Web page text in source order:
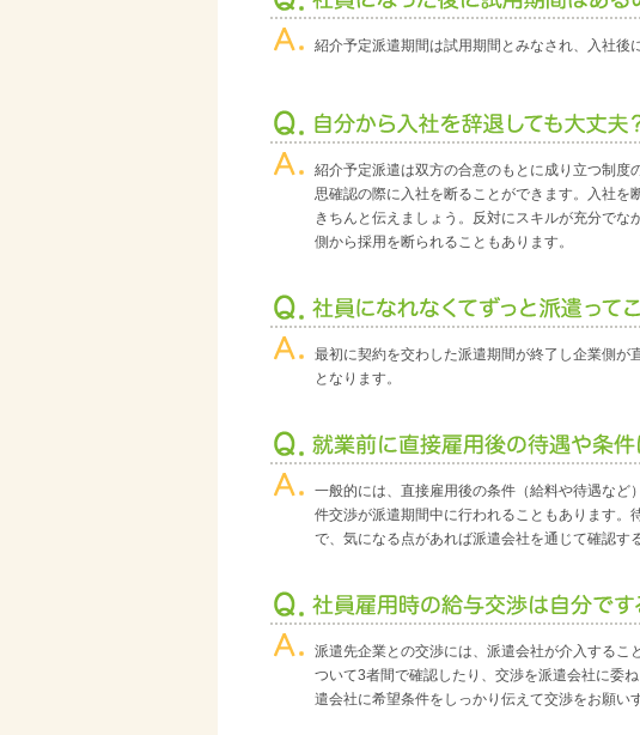
紹介予定派遣期間は試用期間とみなされ、入社後
紹介予定派遣は双方の合意のもとに成り立つ制
思確認の際に入社を断ることができます。入社を
きちんと伝えましょう。反対にスキルが充分で
側から採用を断られることもあります。
最初に契約を交わした派遣期間が終了し企業側が
となります。
一般的には、直接雇用後の条件（給料や待遇など
件交渉が派遣期間中に行われることもあります
で、気になる点があれば派遣会社を通じて確認す
派遣先企業との交渉には、派遣会社が介入するこ
ついて3者間で確認したり、交渉を派遣会社に委
遣会社に希望条件をしっかり伝えて交渉をお願い